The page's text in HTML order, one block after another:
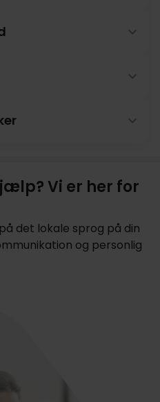
Vi er her for
det lokale sprog på din
og personlig